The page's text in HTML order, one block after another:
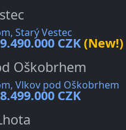
Starý Vestec
CZK(New!)
Oškobrhem
Vlkov pod Oškobrhem
CZK